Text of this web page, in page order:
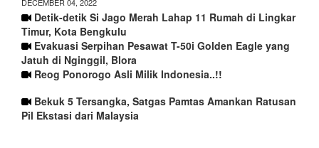
Detik-detik Si Jago Merah Lahap 11 Rumah di Lingkar
Timur, Kota Bengkulu
Evakuasi Serpihan Pesawat T-50i Golden Eagle yang
Jatuh di Nginggil, Blora
Reog Ponorogo Asli Milik Indonesia..!!
Bekuk 5 Tersangka, Satgas Pamtas Amankan Ratusan
Pil Ekstasi dari Malaysia